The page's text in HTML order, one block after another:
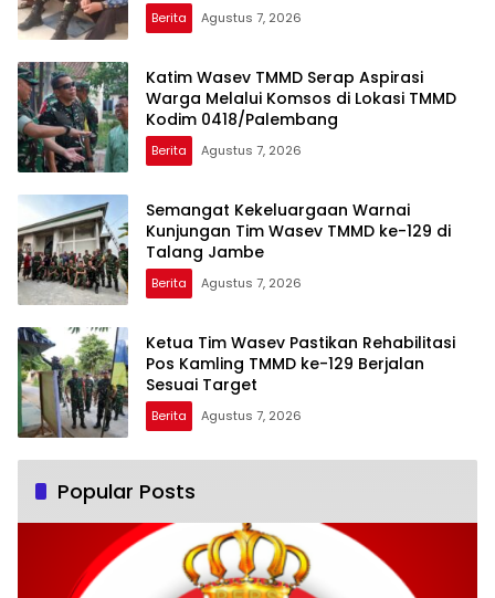
Berita Agustus 7, 2026
Katim Wasev TMMD Serap Aspirasi
Warga Melalui Komsos di Lokasi TMMD
Kodim 0418/Palembang
Berita Agustus 7, 2026
Semangat Kekeluargaan Warnai
Kunjungan Tim Wasev TMMD ke-129 di
Talang Jambe
Berita Agustus 7, 2026
Ketua Tim Wasev Pastikan Rehabilitasi
Pos Kamling TMMD ke-129 Berjalan
Sesuai Target
Berita Agustus 7, 2026
Popular Posts